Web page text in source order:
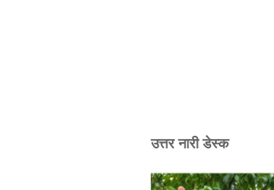
उत्तर नारी डेस्क